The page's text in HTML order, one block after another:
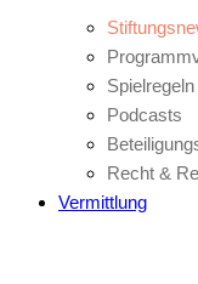
Podcasts
Recht &
Vermittlung